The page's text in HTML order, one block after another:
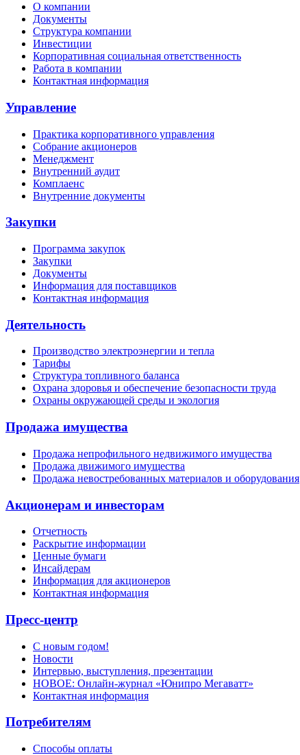
О компании
Документы
Структура компании
Инвестиции
Корпоративная социальная ответственность
Работа в компании
Контактная информация
Управление
Практика корпоративного управления
Собрание акционеров
Менеджмент
Внутренний аудит
Комплаенс
Внутренние документы
Закупки
Программа закупок
Закупки
Документы
Информация для поставщиков
Контактная информация
Деятельность
Производство электроэнергии и тепла
Тарифы
Структура топливного баланса
Охрана здоровья и обеспечение безопасности труда
Охраны окружающей среды и экология
Продажа имущества
Продажа непрофильного недвижимого имущества
Продажа движимого имущества
Продажа невостребованных материалов и оборудования
Акционерам и инвесторам
Отчетность
Раскрытие информации
Ценные бумаги
Инсайдерам
Информация для акционеров
Контактная информация
Пресс-центр
С новым годом!
Новости
Интервью, выступления, презентации
НОВОЕ: Онлайн-журнал «Юнипро Мегаватт»
Контактная информация
Потребителям
Способы оплаты